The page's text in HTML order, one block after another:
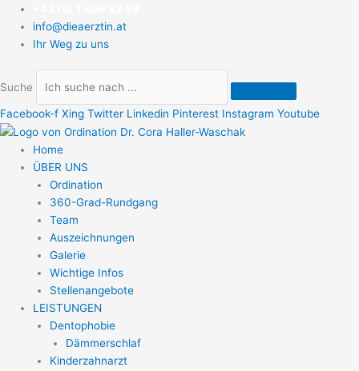
Zum
Inhalt
springen
info@dieaerztin.at
Ihr Weg zu uns
Suche
Facebook-f Xing Twitter Linkedin Pinterest Instagram Youtube
Home
ÜBER UNS
Ordination
360-Grad-Rundgang
Team
Auszeichnungen
Galerie
Wichtige Infos
Stellenangebote
LEISTUNGEN
Dentophobie
Dämmerschlaf
Kinderzahnarzt